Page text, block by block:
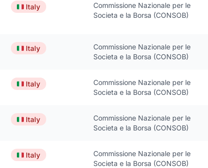
🇮🇹 Italy
Commissione Nazionale per le
Societa e la Borsa (CONSOB)
🇮🇹 Italy
Commissione Nazionale per le
Societa e la Borsa (CONSOB)
🇮🇹 Italy
Commissione Nazionale per le
Societa e la Borsa (CONSOB)
🇮🇹 Italy
Commissione Nazionale per le
Societa e la Borsa (CONSOB)
🇮🇹 Italy
Commissione Nazionale per le
Societa e la Borsa (CONSOB)